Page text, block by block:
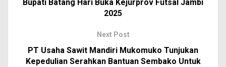
Bupati Batang Hari Buka Kejurprov Futsal Jambi
2025
Next Post
PT Usaha Sawit Mandiri Mukomuko Tunjukan
Kepedulian Serahkan Bantuan Sembako Untuk